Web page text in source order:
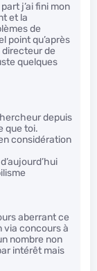
j’ai fini mon
et la
de
point qu’après
directeur de
quelques
depuis
que toi.
considération
aberrant ce
via concours à
nombre non
intérêt mais